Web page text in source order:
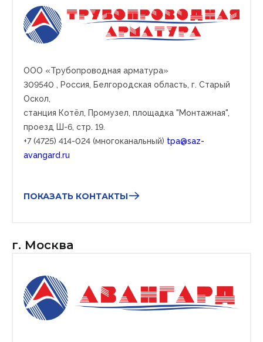
ООО «Трубопроводная арматура»
309540 , Россия, Белгородская область, г. Старый
Оскол,
станция Котёл, Промузел, площадка "Монтажная",
проезд Ш-6, стр. 19.
+7 (4725) 414-024 (многоканальный) tpa@saz-
avangard.ru
ПОКАЗАТЬ КОНТАКТЫ
г. Москва